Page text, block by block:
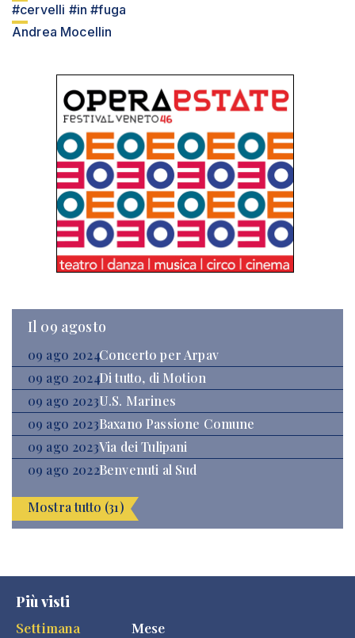
#cervelli #in #fuga
Andrea Mocellin
Il 09 agosto
09 ago 2024Concerto per Arpav
09 ago 2024Di tutto, di Motion
09 ago 2023U.S. Marines
09 ago 2023Baxano Passione Comune
09 ago 2023Via dei Tulipani
09 ago 2022Benvenuti al Sud
Mostra tutto (31)
Più visti
Settimana
Mese